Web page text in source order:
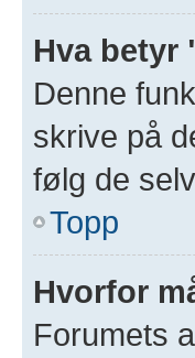
Hva betyr
Denne
skrive på
følg de
Topp
Hvorfor
Forumets